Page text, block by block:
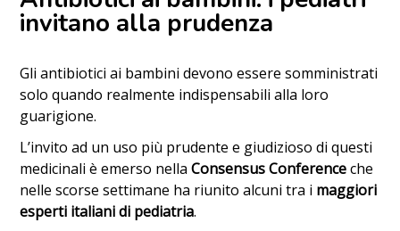
invitano alla prudenza
Gli antibiotici ai bambini devono essere somministrati
solo quando realmente indispensabili alla loro
guarigione.
L’invito ad un uso più prudente e giudizioso di questi
medicinali è emerso nellaConsensus Conferenceche
nelle scorse settimane ha riunito alcuni tra i maggiori
esperti italiani di pediatria.